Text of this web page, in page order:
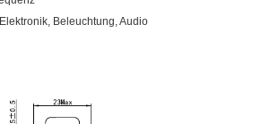
Beleuchtung, Audio